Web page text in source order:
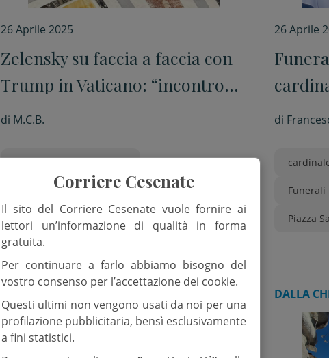
26 Aprile 2025
Zelensky su faccia a faccia con
Trump in Vaticano: “incontro
simbolico che ha il potenziale di
di M.C.B.
Funerali papa Francesco
Guerra in Ucraina
26 Aprile
stile
di
Funerali
Piazza
DALLA
Corriere Cesenate
Il sito del Corriere Cesenate vuole fornire ai
lettori un’informazione di qualità in forma
gratuita.
Per continuare a farlo abbiamo bisogno del
vostro consenso per l’accettazione dei cookie.
Questi ultimi non vengono usati da noi per una
profilazione pubblicitaria, bensì esclusivamente
a fini statistici.